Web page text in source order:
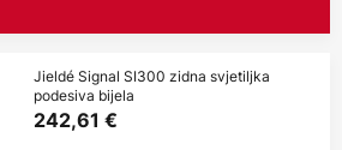
Jieldé Signal SI300 zidna svjetiljka
podesiva bijela
242,61 €